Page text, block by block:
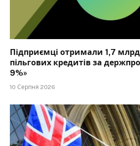
Підприємці отримали 1,7
пільгових кредитів за
9%»
10 Серпня 2026